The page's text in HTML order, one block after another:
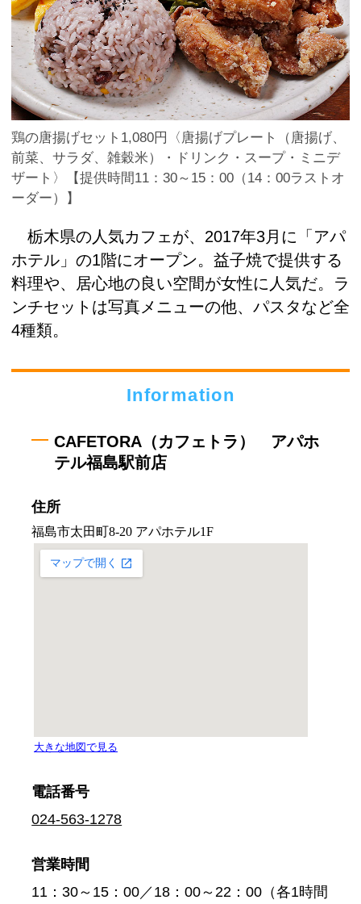
鶏の唐揚げセット1,080円〈唐揚げプレート（唐揚げ、
前菜、サラダ、雑穀米）・ドリンク・スープ・ミニデ
ザート〉【提供時間11：30～15：00（14：00ラストオ
ーダー）】
栃木県の人気カフェが、2017年3月に「アパ
ホテル」の1階にオープン。益子焼で提供する
料理や、居心地の良い空間が女性に人気だ。ラ
ンチセットは写真メニューの他、パスタなど全
4種類。
Information
CAFETORA（カフェトラ） アパホ
テル福島駅前店
住所
電話番号
024-563-1278
営業時間
11：30～15：00／18：00～22：00（各1時間